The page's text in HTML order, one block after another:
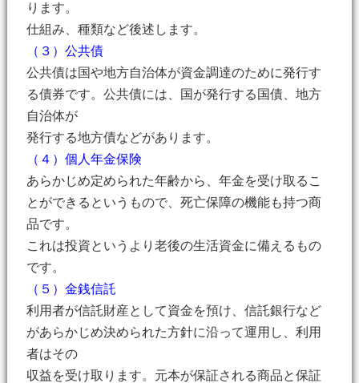
ります。
仕組み、種類など後述します。
（３）公共債
公共債は国や地方自治体が資金調達のために発行す
る債券です。公共債には、国が発行する国債、地方
自治体が
発行する地方債などがあります。
（４）個人年金保険
あらかじめ定められた年齢から、年金を受け取るこ
とができるというもので、死亡保障の機能も持つ商
品です。
これは投資というより老後の生活資金に備えるもの
です。
（５）金銭信託
利用者が信託財産として資金を預け、信託銀行など
があらかじめ決められた方針に沿って運用し、利用
者はその
収益を受け取ります。元本が保証される商品と保証